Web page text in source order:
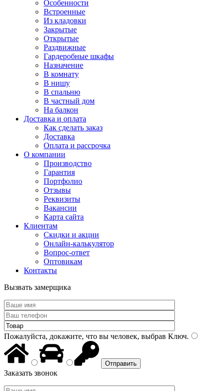
Особенности
Встроенные
Из кладовки
Закрытые
Открытые
Раздвижные
Гардеробные шкафы
Назначение
В комнату
В нишу
В спальню
В частный дом
На балкон
Доставка и оплата
Как сделать заказ
Доставка
Оплата и рассрочка
О компании
Производство
Гарантия
Портфолио
Отзывы
Реквизиты
Вакансии
Карта сайта
Клиентам
Скидки и акции
Онлайн-калькулятор
Вопрос-ответ
Оптовикам
Контакты
Вызвать замерщика
Пожалуйста, докажите, что вы человек, выбрав Ключ.
Заказать звонок